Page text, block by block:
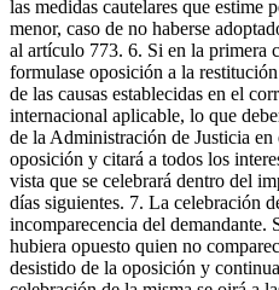
las medidas cautelares que estime
menor, caso de no haberse
al artículo 773. 6. Si en la primera
formulase oposición a la
de las causas establecidas en el
internacional aplicable, lo que
de la Administración de Justicia
oposición y citará a todos los
vista que se celebrará dentro del
días siguientes. 7. La celebración
incomparecencia del demandante.
hubiera opuesto quien no
desistido de la oposición y